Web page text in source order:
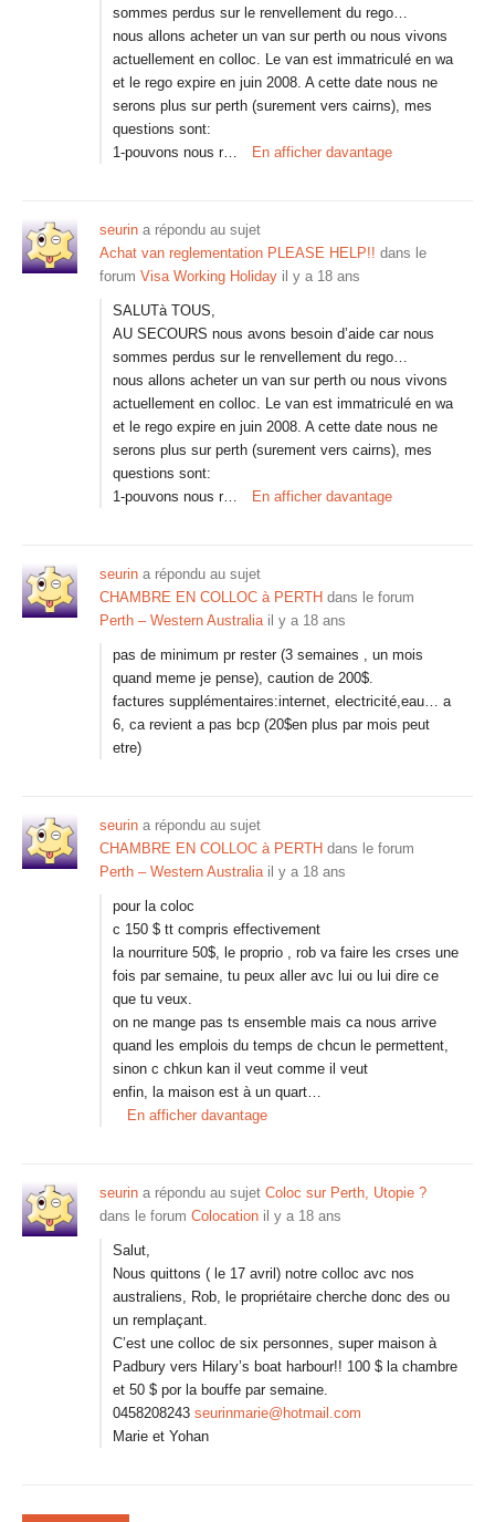
sommes perdus sur le renvellement du rego…
nous allons acheter un van sur perth ou nous vivons
actuellement en colloc. Le van est immatriculé en wa
et le rego expire en juin 2008. A cette date nous ne
serons plus sur perth (surement vers cairns), mes
questions sont:
1-pouvons nous r…
En afficher davantage
seurin a répondu au sujet
Achat van reglementation PLEASE HELP!! dans le
forum Visa Working Holiday il y a 18 ans
SALUTà TOUS,
AU SECOURS nous avons besoin d’aide car nous
sommes perdus sur le renvellement du rego…
nous allons acheter un van sur perth ou nous vivons
actuellement en colloc. Le van est immatriculé en wa
et le rego expire en juin 2008. A cette date nous ne
serons plus sur perth (surement vers cairns), mes
questions sont:
1-pouvons nous r…
En afficher davantage
seurin a répondu au sujet
CHAMBRE EN COLLOC à PERTH dans le forum
Perth – Western Australia il y a 18 ans
pas de minimum pr rester (3 semaines , un mois
quand meme je pense), caution de 200$.
factures supplémentaires:internet, electricité,eau… a
6, ca revient a pas bcp (20$en plus par mois peut
etre)
seurin a répondu au sujet
CHAMBRE EN COLLOC à PERTH dans le forum
Perth – Western Australia il y a 18 ans
pour la coloc
c 150 $ tt compris effectivement
la nourriture 50$, le proprio , rob va faire les crses une
fois par semaine, tu peux aller avc lui ou lui dire ce
que tu veux.
on ne mange pas ts ensemble mais ca nous arrive
quand les emplois du temps de chcun le permettent,
sinon c chkun kan il veut comme il veut
enfin, la maison est à un quart…
En afficher davantage
seurin a répondu au sujet Coloc sur Perth, Utopie ?
dans le forum Colocation il y a 18 ans
Salut,
Nous quittons ( le 17 avril) notre colloc avc nos
australiens, Rob, le propriétaire cherche donc des ou
un remplaçant.
C’est une colloc de six personnes, super maison à
Padbury vers Hilary’s boat harbour!! 100 $ la chambre
et 50 $ por la bouffe par semaine.
0458208243 seurinmarie@hotmail.com
Marie et Yohan